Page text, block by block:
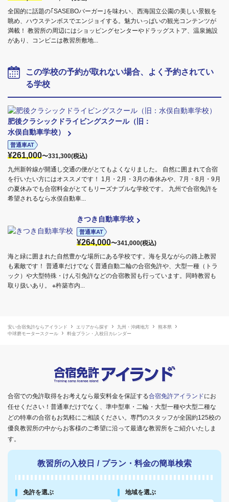
全国的に話題の｢SASEBOバーガー｣を味わい、西海国立公園の美しい景観を
眺め、ハウステンボスでエンジョイする。魅力いっぱいの観光コンテンツが
満載！ 教習所の周辺にはショッピングセンターやドラッグストア、温泉施設
があり、コンビニは教習所敷地...
この学校の予約が取れない場合、よく予約されてい
る学校
肥後クラシックドライビングスクール（旧：
水俣自動車学校）
普通車AT
¥261,000〜331,300(税込)
九州新幹線が開通し交通の便がとてもよくなりました。 自然に囲まれて合宿
を行いたい方にはオススメです！ 1月・2月・3月の春休みや、7月・8月・9月
の夏休みでも合宿料金がとてもリーズナブルな学校です。 九州で合宿免許を
希望されるなら水俣自動車...
きつき自動車学校
普通車AT
¥264,000〜341,000(税込)
海と緑に囲まれた自然豊かな場所にある学校です。海を見ながらの路上教習
も素敵です！ 普通車だけでなく普通自動二輪の合宿免許や、大型一種（トラ
ック）や大型特殊・けん引免許などの合宿教習も行っています。同時教習も
取り扱いあり。 ※杵築市内...
安い合宿免許ならアイランド エリアから探す 九州・沖縄地方
熊本県
中球磨モータースクール
料金プラン・入校日カレンダー
合宿での免許取得をお考えなら最安料金を保証する合宿免許アイランドにお
任せください！普通車だけでなく、準中型車・二輪・大型一種や大型二種な
どの特車の合宿もお気軽にご相談ください。専門のスタッフが全国約125校の
優良教習所の中からお客様のご希望に沿って最適な教習所をご紹介いたしま
す。
教習所の入校日 / プラン・料金の簡単検索
免許を選ぶ 地域を選ぶ